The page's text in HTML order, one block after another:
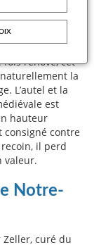
tabernacle
dans
rénové, cet
la
L’autel et la
est
hauteur
consigné contre
il perd
valeur.
Notre-
Zeller, curé du